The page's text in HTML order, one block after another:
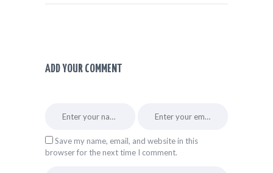
ADD YOUR COMMENT
Save my name, email, and website in this
browser for the next time I comment.